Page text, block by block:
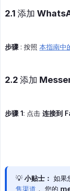
2.1 添加
步骤 : 按照 本指南中
2.2 添加
步骤 1: 点击 连接到
💡小贴士： 如果
售渠道 ， 您的